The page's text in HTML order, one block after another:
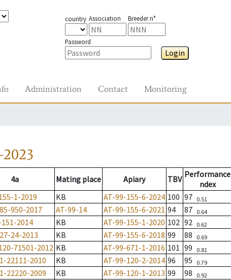
country Association Breeder n°
Password
Login
Administration Contact Monitoring
2023
4a Mating place Apiary TBV Performance
ndex
1-2019 KB AT-99-155-6-2024 100 97 0.51
950-2017 AT-99-14 AT-99-155-6-2021 94 87 0.64
2014 KB AT-99-155-1-2020 102 92 0.62
24-2013 KB AT-99-155-6-2018 99 88 0.69
71501-2012 KB AT-99-671-1-2016 101 99 0.81
22111-2010 KB AT-99-120-2-2014 96 95 0.79
22220-2009 KB AT-99-120-1-2013 99 98 0.92